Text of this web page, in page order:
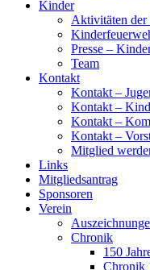
Kinder
Aktivitäten
Presse –
Team
Kontakt
Kontakt –
Kontakt –
Kontakt –
Kontakt –
Mitglied
Links
Mitgliedsantrag
Sponsoren
Verein
Chronik
150
Chronik